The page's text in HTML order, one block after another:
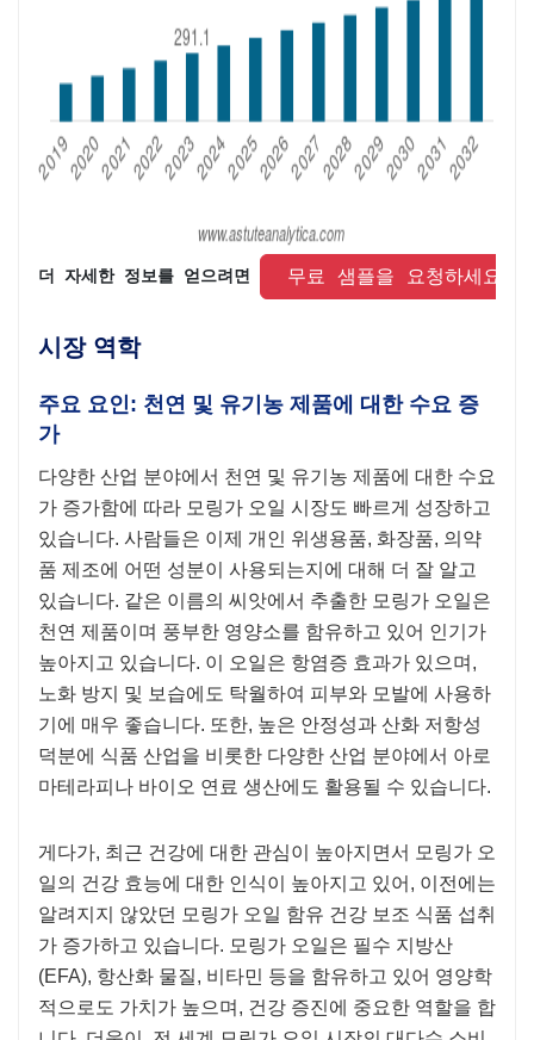
더 자세한 정보를 얻으려면 무료 샘플을 요청하세요
시장 역학
주요 요인: 천연 및 유기농 제품에 대한 수요 증
가
다양한 산업 분야에서 천연 및 유기농 제품에 대한 수요
가 증가함에 따라 모링가 오일 시장도 빠르게 성장하고
있습니다. 사람들은 이제 개인 위생용품, 화장품, 의약
품 제조에 어떤 성분이 사용되는지에 대해 더 잘 알고
있습니다. 같은 이름의 씨앗에서 추출한 모링가 오일은
천연 제품이며 풍부한 영양소를 함유하고 있어 인기가
높아지고 있습니다. 이 오일은 항염증 효과가 있으며,
노화 방지 및 보습에도 탁월하여 피부와 모발에 사용하
기에 매우 좋습니다. 또한, 높은 안정성과 산화 저항성
덕분에 식품 산업을 비롯한 다양한 산업 분야에서 아로
마테라피나 바이오 연료 생산에도 활용될 수 있습니다.
게다가, 최근 건강에 대한 관심이 높아지면서 모링가 오
일의 건강 효능에 대한 인식이 높아지고 있어, 이전에는
알려지지 않았던 모링가 오일 함유 건강 보조 식품 섭취
가 증가하고 있습니다. 모링가 오일은 필수 지방산
(EFA), 항산화 물질, 비타민 등을 함유하고 있어 영양학
적으로도 가치가 높으며, 건강 증진에 중요한 역할을 합